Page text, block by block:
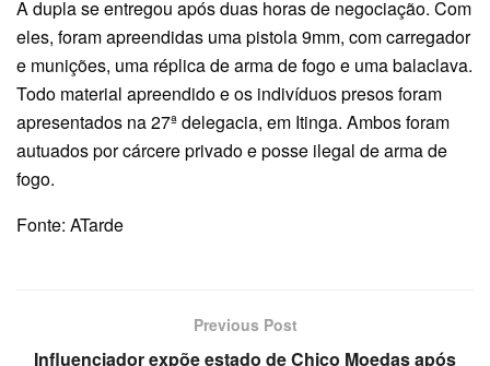
A dupla se entregou após duas horas de negociação. Com
eles, foram apreendidas uma pistola 9mm, com carregador
e munições, uma réplica de arma de fogo e uma balaclava.
Todo material apreendido e os indivíduos presos foram
apresentados na 27ª delegacia, em Itinga. Ambos foram
autuados por cárcere privado e posse ilegal de arma de
fogo.
Fonte: ATarde
Previous Post
Influenciador expõe estado de Chico Moedas após